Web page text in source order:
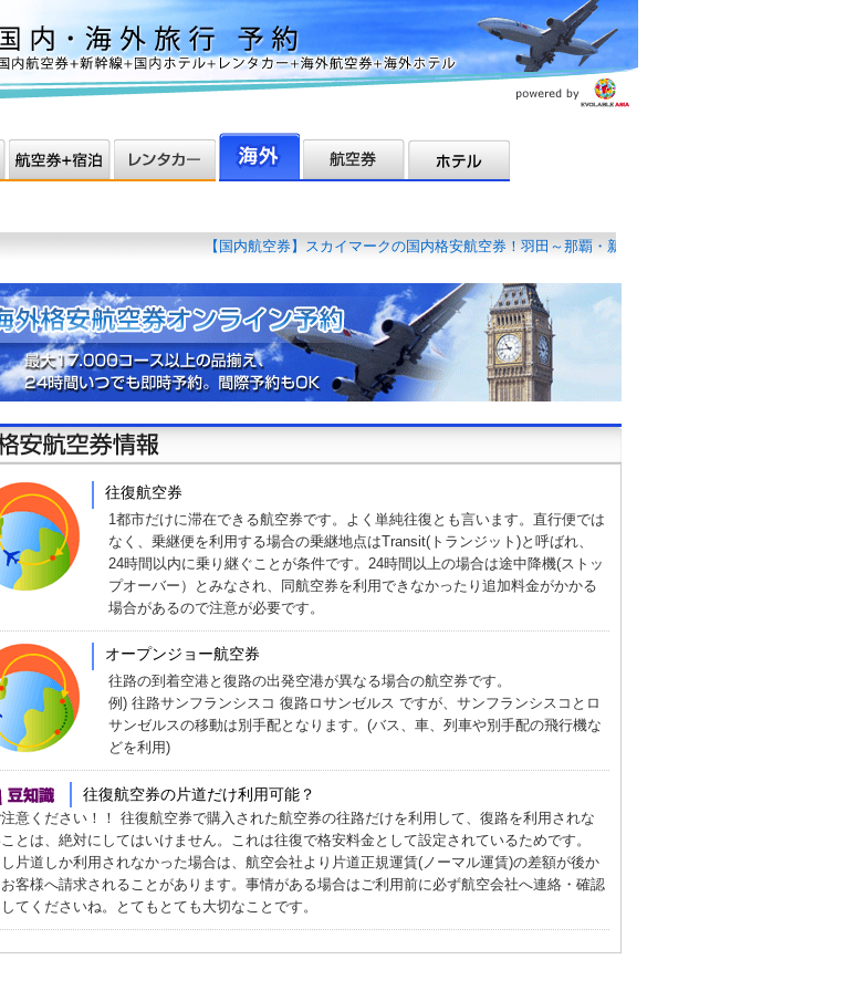
【国内航空券】スカイマークの国内格安航空券！羽田～那覇・新千歳etc･･･
往復航空券
1都市だけに滞在できる航空券です。よく単純往復とも言います。直行便では
なく、乗継便を利用する場合の乗継地点はTransit(トランジット)と呼ばれ、
24時間以内に乗り継ぐことが条件です。24時間以上の場合は途中降機(ストッ
プオーバー）とみなされ、同航空券を利用できなかったり追加料金がかかる
場合があるので注意が必要です。
オープンジョー航空券
往路の到着空港と復路の出発空港が異なる場合の航空券です。
例) 往路サンフランシスコ 復路ロサンゼルス ですが、サンフランシスコとロ
サンゼルスの移動は別手配となります。(バス、車、列車や別手配の飛行機な
どを利用)
往復航空券の片道だけ利用可能？
意ください！！ 往復航空券で購入された航空券の往路だけを利用して、復路を利用されな
とは、絶対にしてはいけません。これは往復で格安料金として設定されているためです。
し片道しか利用されなかった場合は、航空会社より片道正規運賃(ノーマル運賃)の差額が後か
お客様へ請求されることがあります。事情がある場合はご利用前に必ず航空会社へ連絡・確認
てくださいね。とてもとても大切なことです。